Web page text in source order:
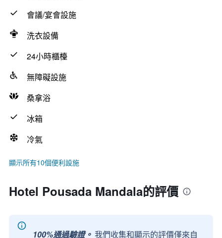
會議/宴會設施
洗衣設備
24小時櫃檯
無障礙設施
桑拿浴
冰箱
冷氣
顯示所有10個便利設施
Hotel Pousada Mandala的評價
100%通過驗證。 我們收集和顯示的評價僅來自